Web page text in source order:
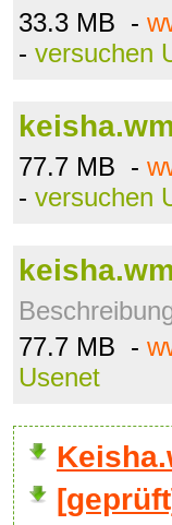
33.3 MB -
- versuchen
77.7 MB -
- versuchen
77.7 MB -
Usenet